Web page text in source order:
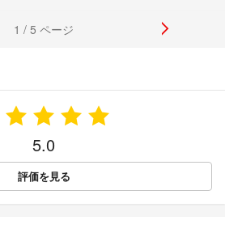
1 / 5 ページ
5.0
評価を見る